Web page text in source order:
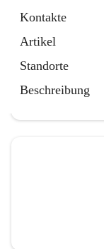
Kontakte
Artikel
Standorte
Beschreibung